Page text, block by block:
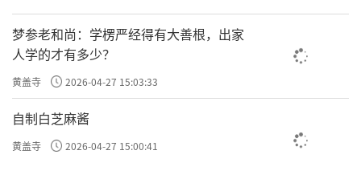
梦参老和尚：学楞严经得有大善根，出家
人学的才有多少？
黄盖寺 2026-04-27 15:03:33
自制白芝麻酱
黄盖寺 2026-04-27 15:00:41